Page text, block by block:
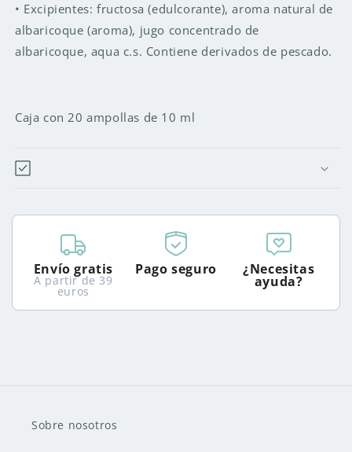
• Excipientes: fructosa (edulcorante), aroma natural de
albaricoque (aroma), jugo concentrado de
albaricoque, aqua c.s. Contiene derivados de pescado.
Caja con 20 ampollas de 10 ml
Envío gratis
A partir de 39
euros
Pago seguro ¿Necesitas
ayuda?
Sobre nosotros